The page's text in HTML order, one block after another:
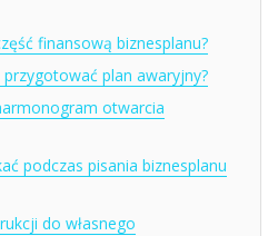
finansową biznesplanu?
przygotować plan awaryjny?
otwarcia
podczas pisania biznesplanu
do własnego